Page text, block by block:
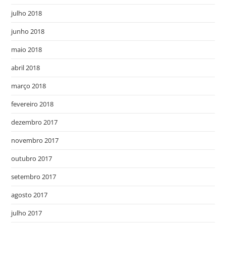
julho 2018
junho 2018
maio 2018
abril 2018
março 2018
fevereiro 2018
dezembro 2017
novembro 2017
outubro 2017
setembro 2017
agosto 2017
julho 2017